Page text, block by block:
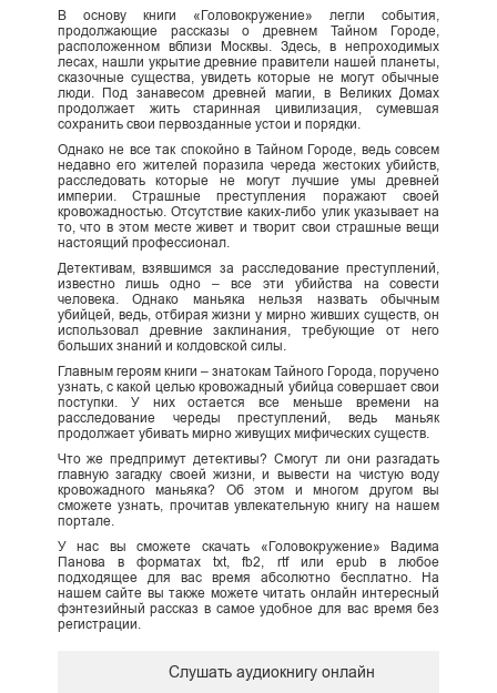
В основу книги «Головокружение» легли события,
продолжающие рассказы о древнем Тайном Городе,
расположенном вблизи Москвы. Здесь, в непроходимых
лесах, нашли укрытие древние правители нашей планеты,
сказочные существа, увидеть которые не могут обычные
люди. Под занавесом древней магии, в Великих Домах
продолжает жить старинная цивилизация, сумевшая
сохранить свои первозданные устои и порядки.
Однако не все так спокойно в Тайном Городе, ведь совсем
недавно его жителей поразила череда жестоких убийств,
расследовать которые не могут лучшие умы древней
империи. Страшные преступления поражают своей
кровожадностью. Отсутствие каких-либо улик указывает на
то, что в этом месте живет и творит свои страшные вещи
настоящий профессионал.
Детективам, взявшимся за расследование преступлений,
известно лишь одно – все эти убийства на совести
человека. Однако маньяка нельзя назвать обычным
убийцей, ведь, отбирая жизни у мирно живших существ, он
использовал древние заклинания, требующие от него
больших знаний и колдовской силы.
Главным героям книги – знатокам Тайного Города, поручено
узнать, с какой целью кровожадный убийца совершает свои
поступки. У них остается все меньше времени на
расследование череды преступлений, ведь маньяк
продолжает убивать мирно живущих мифических существ.
Что же предпримут детективы? Смогут ли они разгадать
главную загадку своей жизни, и вывести на чистую воду
кровожадного маньяка? Об этом и многом другом вы
сможете узнать, прочитав увлекательную книгу на нашем
портале.
У нас вы сможете скачать «Головокружение» Вадима
Панова в форматах txt, fb2, rtf или epub в любое
подходящее для вас время абсолютно бесплатно. На
нашем сайте вы также можете читать онлайн интересный
фэнтезийный рассказ в самое удобное для вас время без
регистрации.
Слушать аудиокнигу онлайн